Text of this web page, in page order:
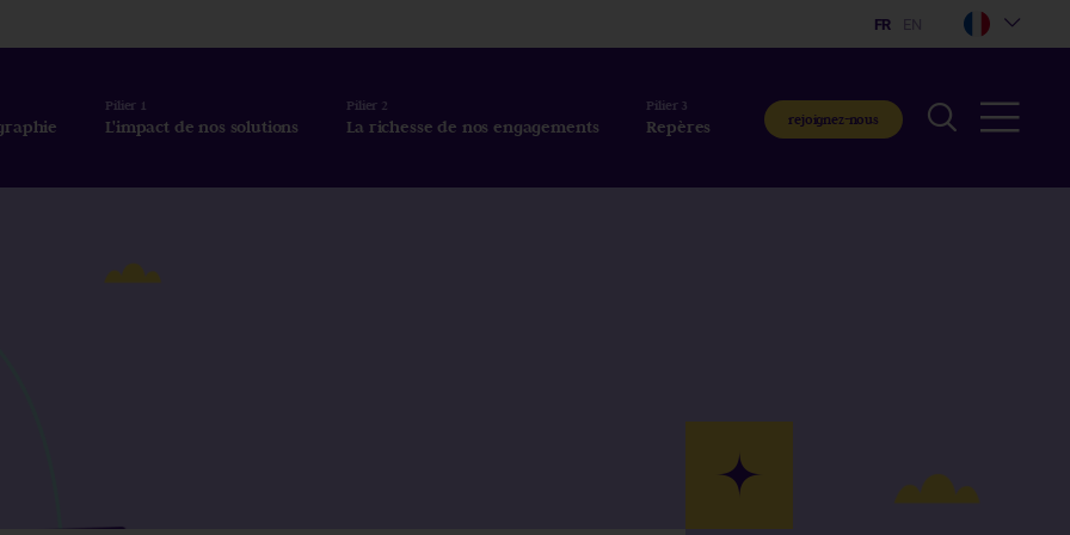
Pilier 1
L'impact de nos solutions
Pilier 2
La richesse de nos engagements
Pilier 3
Repères rejoignez-nous